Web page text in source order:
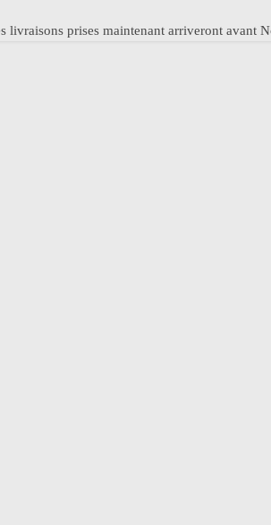
livraisons prises maintenant arriveront avant